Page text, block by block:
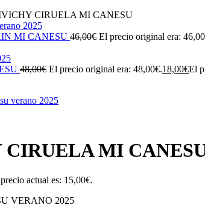
CIRUELA MI CANESU
MI CANESU 46,00€ El precio original era:
48,00€ El precio original era: 48,00€.18,00€El
MI
actual es: 15,00€.
VERANO 2025